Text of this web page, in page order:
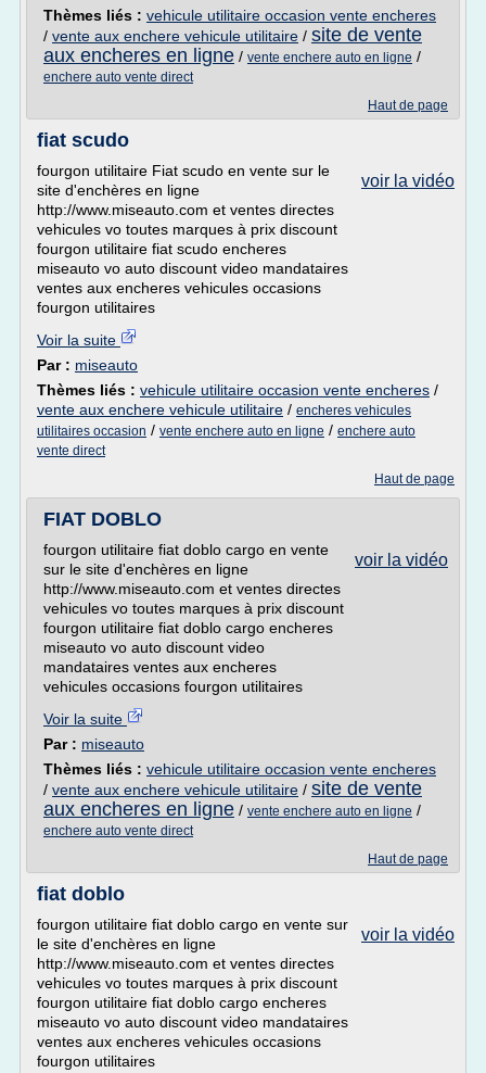
Thèmes liés : vehicule utilitaire occasion vente encheres
/ vente aux enchere vehicule utilitaire / site de vente
aux encheres en ligne / vente enchere auto en ligne /
enchere auto vente direct
Haut de page
fiat scudo
voir la vidéo
fourgon utilitaire Fiat scudo en vente sur le
site d'enchères en ligne
http://www.miseauto.com et ventes directes
vehicules vo toutes marques à prix discount
fourgon utilitaire fiat scudo encheres
miseauto vo auto discount video mandataires
ventes aux encheres vehicules occasions
fourgon utilitaires
Voir la suite
Par : miseauto
Thèmes liés : vehicule utilitaire occasion vente encheres /
vente aux enchere vehicule utilitaire / encheres vehicules
utilitaires occasion / vente enchere auto en ligne / enchere auto
vente direct
Haut de page
FIAT DOBLO
voir la vidéo
fourgon utilitaire fiat doblo cargo en vente
sur le site d'enchères en ligne
http://www.miseauto.com et ventes directes
vehicules vo toutes marques à prix discount
fourgon utilitaire fiat doblo cargo encheres
miseauto vo auto discount video
mandataires ventes aux encheres
vehicules occasions fourgon utilitaires
Voir la suite
Par : miseauto
Thèmes liés : vehicule utilitaire occasion vente encheres
/ vente aux enchere vehicule utilitaire / site de vente
aux encheres en ligne / vente enchere auto en ligne /
enchere auto vente direct
Haut de page
fiat doblo
voir la vidéo
fourgon utilitaire fiat doblo cargo en vente sur
le site d'enchères en ligne
http://www.miseauto.com et ventes directes
vehicules vo toutes marques à prix discount
fourgon utilitaire fiat doblo cargo encheres
miseauto vo auto discount video mandataires
ventes aux encheres vehicules occasions
fourgon utilitaires